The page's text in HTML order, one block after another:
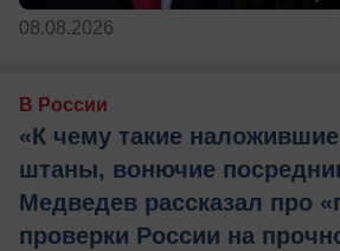
08.08.2026
В России
«К чему такие
штаны, вонючие
Медведев рассказал про
проверки России на